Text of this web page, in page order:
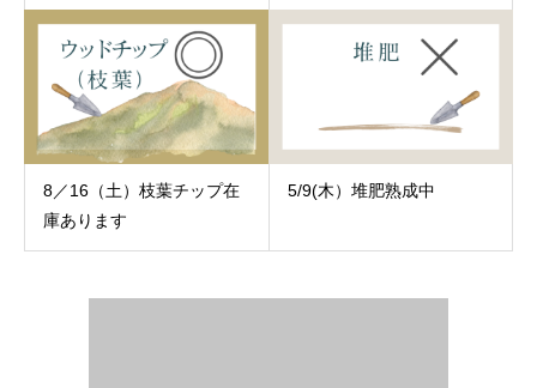
8／16（土）枝葉チップ在
庫あります
5/9(木）堆肥熟成中